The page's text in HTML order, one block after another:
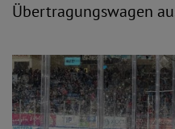
Übertragungswagen